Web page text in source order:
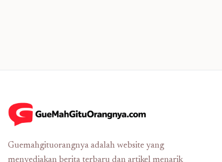
Guemahgituorangnya adalah website yang
menyediakan berita terbaru dan artikel menarik